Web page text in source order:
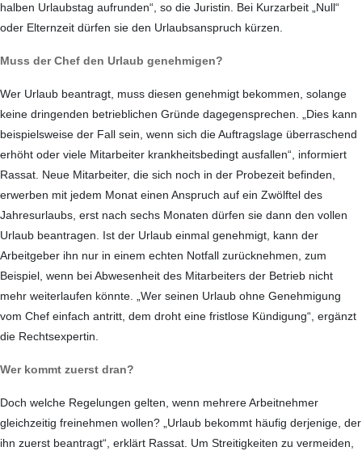
halben Urlaubstag aufrunden“, so die Juristin. Bei Kurzarbeit „Null“
oder Elternzeit dürfen sie den Urlaubsanspruch kürzen.
Muss der Chef den Urlaub genehmigen?
Wer Urlaub beantragt, muss diesen genehmigt bekommen, solange
keine dringenden betrieblichen Gründe dagegensprechen. „Dies kann
beispielsweise der Fall sein, wenn sich die Auftragslage überraschend
erhöht oder viele Mitarbeiter krankheitsbedingt ausfallen“, informiert
Rassat. Neue Mitarbeiter, die sich noch in der Probezeit befinden,
erwerben mit jedem Monat einen Anspruch auf ein Zwölftel des
Jahresurlaubs, erst nach sechs Monaten dürfen sie dann den vollen
Urlaub beantragen. Ist der Urlaub einmal genehmigt, kann der
Arbeitgeber ihn nur in einem echten Notfall zurücknehmen, zum
Beispiel, wenn bei Abwesenheit des Mitarbeiters der Betrieb nicht
mehr weiterlaufen könnte. „Wer seinen Urlaub ohne Genehmigung
vom Chef einfach antritt, dem droht eine fristlose Kündigung“, ergänzt
die Rechtsexpertin.
Wer kommt zuerst dran?
Doch welche Regelungen gelten, wenn mehrere Arbeitnehmer
gleichzeitig freinehmen wollen? „Urlaub bekommt häufig derjenige, der
ihn zuerst beantragt“, erklärt Rassat. Um Streitigkeiten zu vermeiden,